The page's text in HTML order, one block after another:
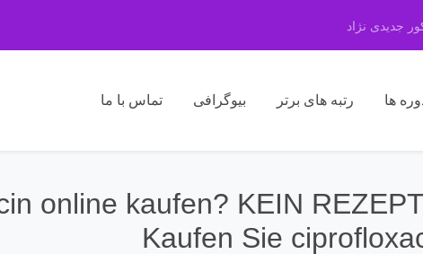
جدیدی نژاد
ها رتبه های برتر بیوگرافی تماس با ما
online kaufen? KEIN
Kaufen Sie